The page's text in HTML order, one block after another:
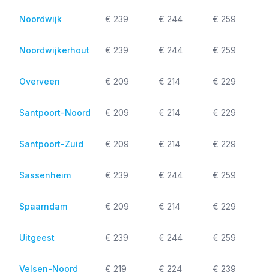
Noordwijk € 239 € 244 € 259
Noordwijkerhout € 239 € 244 € 259
Overveen € 209 € 214 € 229
Santpoort-Noord € 209 € 214 € 229
Santpoort-Zuid € 209 € 214 € 229
Sassenheim € 239 € 244 € 259
Spaarndam € 209 € 214 € 229
Uitgeest € 239 € 244 € 259
Velsen-Noord € 219 € 224 € 239